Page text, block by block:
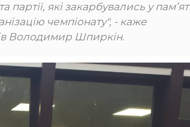
які закарбувались у
чемпіонату", - каже
Володимир Шпиркін.